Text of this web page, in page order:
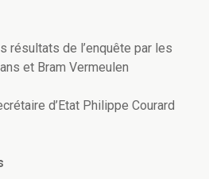
résultats de l’enquête par les
et Bram Vermeulen
d’Etat Philippe Courard